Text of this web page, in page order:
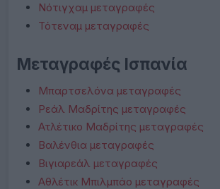
Νότιγχαμ μεταγραφές
Τότεναμ μεταγραφές
Μεταγραφές Ισπανία
Μπαρτσελόνα μεταγραφές
Ρεάλ Μαδρίτης μεταγραφές
Ατλέτικο Μαδρίτης μεταγραφές
Βαλένθια μεταγραφές
Βιγιαρεάλ μεταγραφές
Αθλέτικ Μπιλμπάο μεταγραφές